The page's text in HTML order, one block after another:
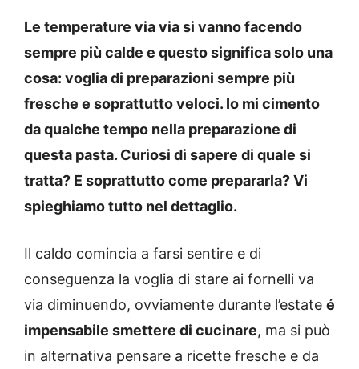
Le temperature via via si vanno facendo
sempre più calde e questo significa solo una
cosa: voglia di preparazioni sempre più
fresche e soprattutto veloci. Io mi cimento
da qualche tempo nella preparazione di
questa pasta. Curiosi di sapere di quale si
tratta? E soprattutto come prepararla? Vi
spieghiamo tutto nel dettaglio.
Il caldo comincia a farsi sentire e di
conseguenza la voglia di stare ai fornelli va
via diminuendo, ovviamente durante l’estate é
impensabile smettere di cucinare, ma si può
in alternativa pensare a ricette fresche e da